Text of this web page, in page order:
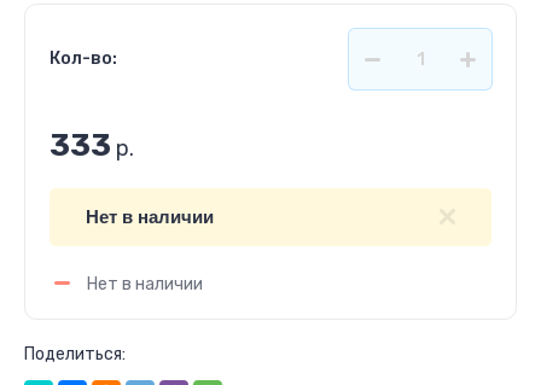
Кол-во:
333 р.
Нет в наличии
Нет в наличии
Поделиться: